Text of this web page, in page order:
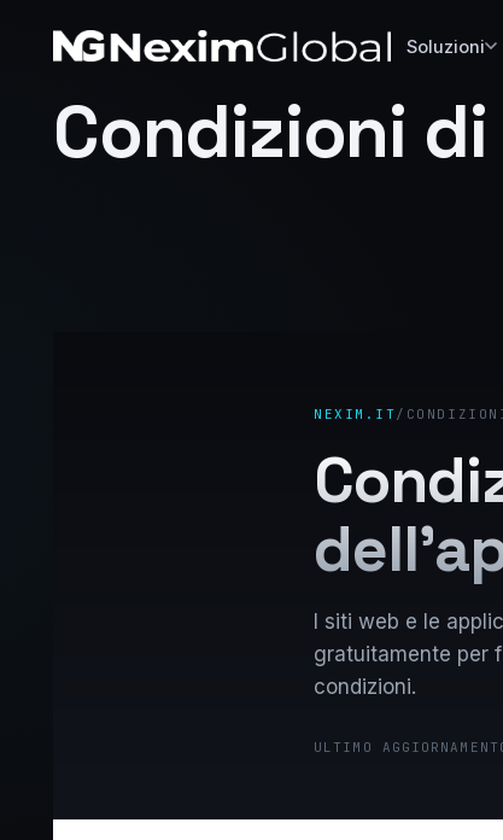
Soluzioni
Condizioni
NEXIM.IT/
I siti web e le
gratuitamente per
condizioni.
ULTIMO